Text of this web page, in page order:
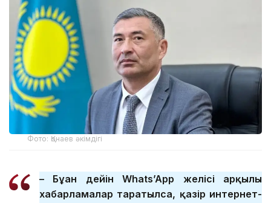
Фото: Қонаев әкімдігі
– Бұған дейін Whats’App желісі арқылы
хабарламалар таратылса, қазір интернет-